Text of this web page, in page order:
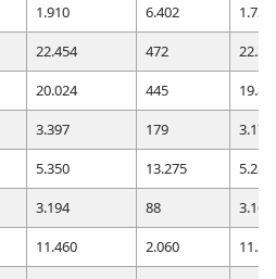
1.910 6.402
1.732
22.454 472
20.024 445
3.397 179
3.171
5.350 13.275
5.287
3.194 88
3.166
11.460 2.060